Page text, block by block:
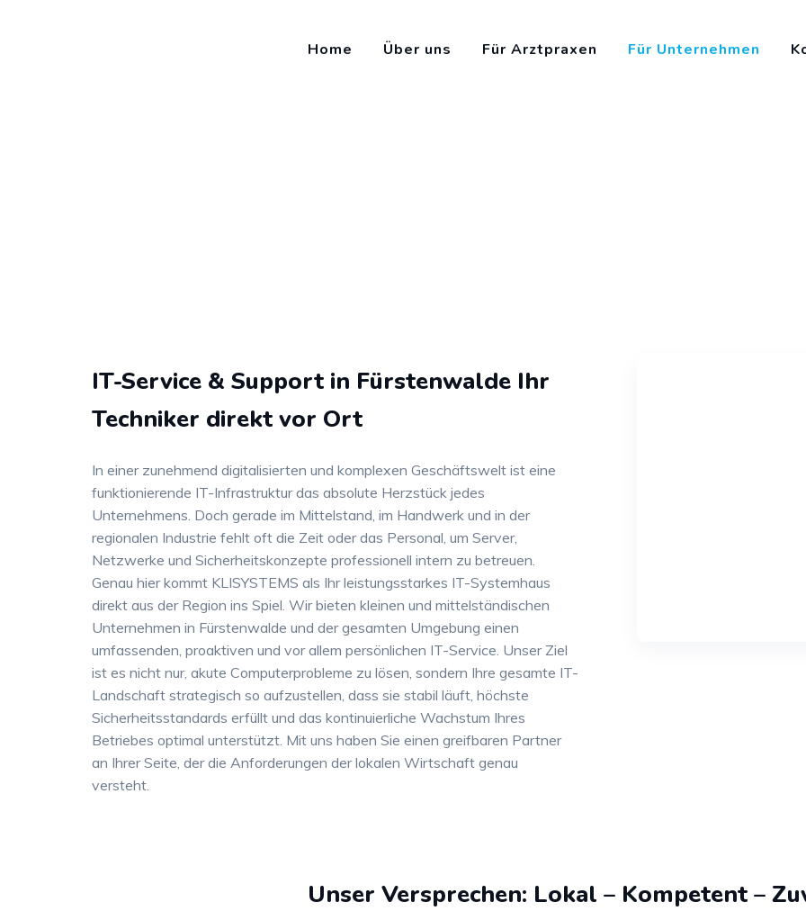
Home Über uns Für Arztpraxen Für Unternehmen
IT-Service & Support in Fürstenwalde Ihr
Techniker direkt vor Ort
In einer zunehmend digitalisierten und komplexen Geschäftswelt ist eine
funktionierende IT-Infrastruktur das absolute Herzstück jedes
Unternehmens. Doch gerade im Mittelstand, im Handwerk und in der
regionalen Industrie fehlt oft die Zeit oder das Personal, um Server,
Netzwerke und Sicherheitskonzepte professionell intern zu betreuen.
Genau hier kommt KLISYSTEMS als Ihr leistungsstarkes IT-Systemhaus
direkt aus der Region ins Spiel. Wir bieten kleinen und mittelständischen
Unternehmen in Fürstenwalde und der gesamten Umgebung einen
umfassenden, proaktiven und vor allem persönlichen IT-Service. Unser Ziel
ist es nicht nur, akute Computerprobleme zu lösen, sondern Ihre gesamte IT-
Landschaft strategisch so aufzustellen, dass sie stabil läuft, höchste
Sicherheitsstandards erfüllt und das kontinuierliche Wachstum Ihres
Betriebes optimal unterstützt. Mit uns haben Sie einen greifbaren Partner
an Ihrer Seite, der die Anforderungen der lokalen Wirtschaft genau
versteht.
Unser Versprechen: Lokal – Kompetent –